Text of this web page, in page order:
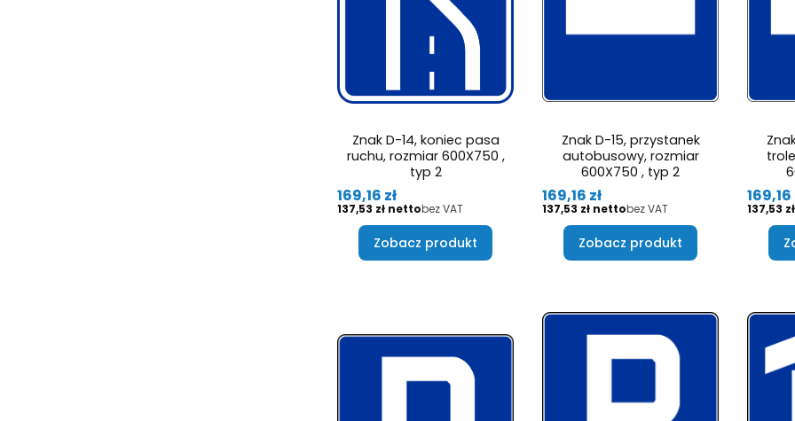
Znak D-14, koniec pasa
ruchu, rozmiar 600X750 ,
typ 2
Cena
169,16 zł
Cena
137,53 zł bez VAT
Zobacz produkt
Znak D-15, przystanek
autobusowy, rozmiar
600X750 , typ 2
Cena
169,16 zł
Cena
137,53 zł bez VAT
Zobacz produkt
Cena
169,16
Cena
137,53 zł